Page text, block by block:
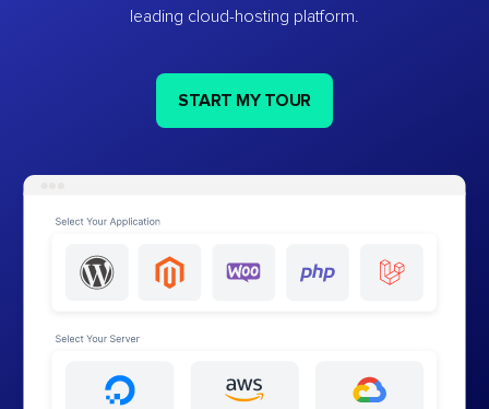
leading cloud-hosting platform.
START MY TOUR